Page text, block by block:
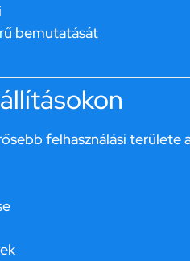
bemutatását
felhasználási területe